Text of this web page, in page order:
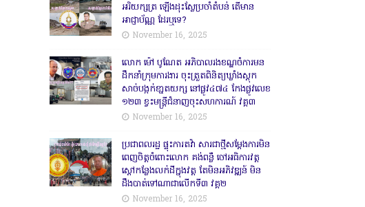
អរិយក្សត្រ ឡើងដុះស្លែប្រចាំតំបន់ តើមាន
អាជ្ញាប័ណ្ណ ដែរឬទេ?
November 16, 2025
លោក ម៉ៅ បូណែត អភិបាលរងខណ្ឌចំការមន
ដឹកនាំក្រុមការងារ ចុះត្រួតពិនិត្យឃ្លាំងស្តុក
សាច់បង្កក់ខា្នតយក្ស នៅផ្លូវ៤៧៤ កែងផ្លូវលេខ
១២៣ ខ្វះមន្ត្រីជំនាញចុះសហការណ៍ វគ្គ៣
November 16, 2025
ប្រជាពលរដ្ឋ ផ្ទុះការតវ៉ា សារជាថ្មីសម្តែងការមិន
ពេញចិត្តចំពោះលោក គង់ពន្លឺ ចៅអធិការវត្ត
ស្ដៅកន្លែងលក់ដីក្នុងវត្ត តែមិនអភិវឌ្ឍន៍ មិន
ដឹងបាត់ទៅណាជាលើកទី៣ វគ្គ២
November 16, 2025